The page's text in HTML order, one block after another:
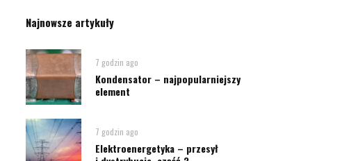
Najnowsze artykuły
7 godzin ago
Kondensator – najpopularniejszy
element
7 godzin ago
Elektroenergetyka – przesył